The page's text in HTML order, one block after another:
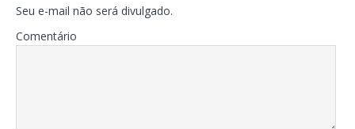
Seu e-mail não será divulgado.
Comentário